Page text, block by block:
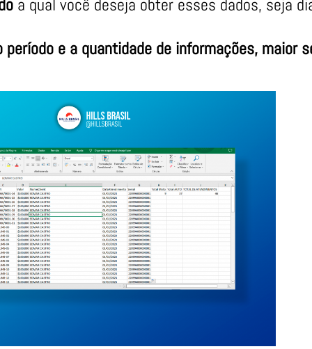
a qual você deseja obter esses dados, seja
e a quantidade de informações, maior